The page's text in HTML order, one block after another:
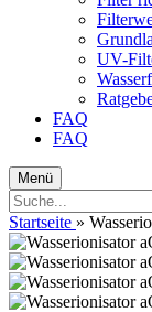
UV-
FAQ
FAQ
Menü
Startseite »